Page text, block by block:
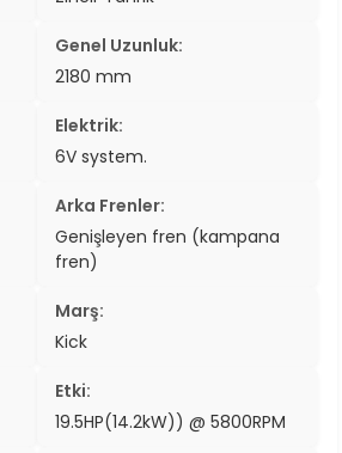
Genel Uzunluk:
2180 mm
Elektrik:
6V system.
Arka Frenler:
Genişleyen fren (kampana
fren)
Marş:
Kick
Etki:
19.5HP(14.2kW)) @ 5800RPM